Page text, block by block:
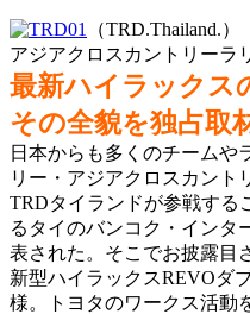
（TRD.Thailand.）
アジアクロスカントリーラ
最新ハイラックス
その全貌を独占取
日本からも多くのチームや
リー・アジアクロスカント
TRDタイランドが参戦する
るタイのバンコク・インタ
表された。そこでお披露目
新型ハイラックスREVOダ
様。トヨタのワークス活動